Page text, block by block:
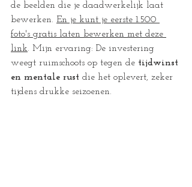
de beelden die je daadwerkelijk laat
bewerken. En je kunt je eerste 1.500
foto's gratis laten bewerken met deze
link. Mijn ervaring: De investering
weegt ruimschoots op tegen de tijdwinst
en mentale rust die het oplevert, zeker
tijdens drukke seizoenen.